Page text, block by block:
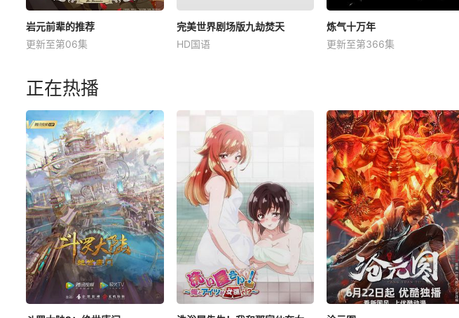
岩元前辈的推荐
更新至第06集
完美世界剧场版九劫焚天
HD国语
炼气十万年
更新至第366集
正在热播